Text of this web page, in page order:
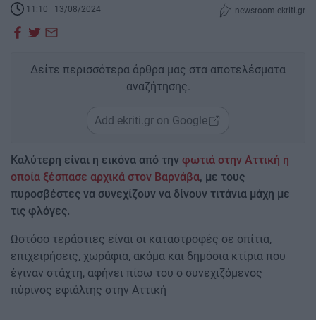
11:10 | 13/08/2024 newsroom ekriti.gr
Δείτε περισσότερα άρθρα μας στα αποτελέσματα
αναζήτησης.
Add ekriti.gr on Google
Καλύτερη είναι η εικόνα από την φωτιά στην Αττική η
οποία ξέσπασε αρχικά στον Βαρνάβα, με τους
πυροσβέστες να συνεχίζουν να δίνουν τιτάνια μάχη με
τις φλόγες.
Ωστόσο τεράστιες είναι οι καταστροφές σε σπίτια,
επιχειρήσεις, χωράφια, ακόμα και δημόσια κτίρια που
έγιναν στάχτη, αφήνει πίσω του ο συνεχιζόμενος
πύρινος εφιάλτης στην Αττική